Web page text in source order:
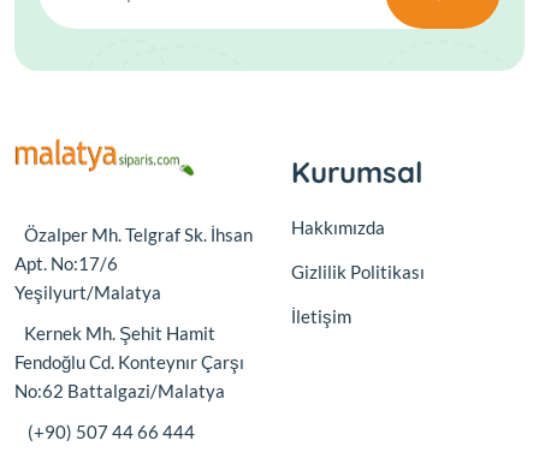
Özalper Mh. Telgraf Sk. İhsan
Apt. No:17/6
Yeşilyurt/Malatya
Kernek Mh. Şehit Hamit
Fendoğlu Cd. Konteynır Çarşı
No:62 Battalgazi/Malatya
(+90) 507 44 66 444
Kurumsal
Hakkımızda
Gizlilik Politikası
İletişim